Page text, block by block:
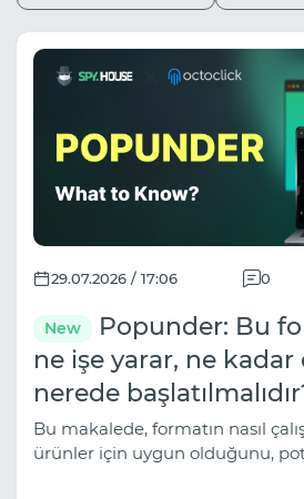
29.07.2026 / 17:06 0
New
Popunder: Bu
ne işe yarar, ne
nerede
Bu makalede, formatın nasıl
ürünler için uygun olduğunu,